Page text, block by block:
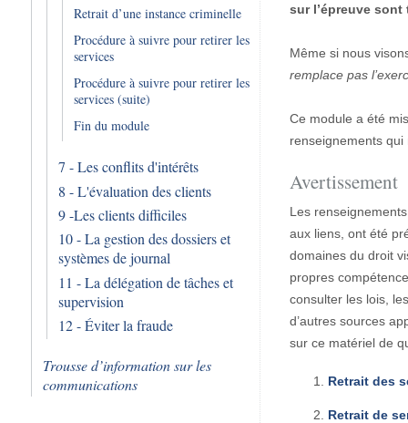
Retrait d’une instance criminelle
Procédure à suivre pour retirer les
services
Procédure à suivre pour retirer les
services (suite)
Fin du module
7 - Les conflits d'intérêts
8 - L'évaluation des clients
9 -Les clients difficiles
10 - La gestion des dossiers et
systèmes de journal
11 - La délégation de tâches et
supervision
12 - Éviter la fraude
Trousse d’information sur les
communications
sur l’épreuve
Même si nous
remplace pas
Ce module a été
renseignements
Avertissement
Les
aux liens, ont été
domaines du droit
propres
consulter les lois,
d’autres sources
sur ce matériel de
Retrait des
Retrait de